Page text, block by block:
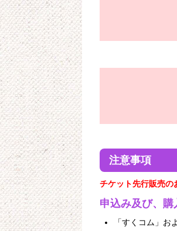
注意事項
チケット先行販売の
申込み及び、
「すくコム」お